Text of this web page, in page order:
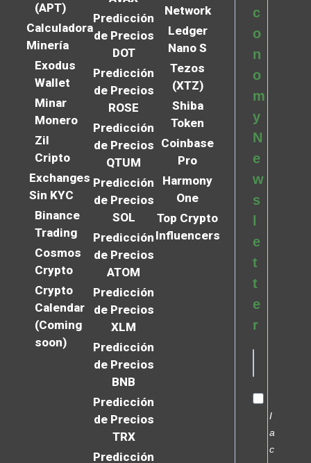
(APT)
Calculadora
Minería
Exodus
Wallet
Minar
Monero
Zil
Cripto
Exchanges
Sin KYC
Binance
Trading
Cosmos
Crypto
Crypto
Calendar
(Coming
soon)
Predicción
de Precios
DOT
Predicción
de Precios
ROSE
Predicción
de Precios
QTUM
Predicción
de Precios
SOL
Predicción
de Precios
ATOM
Predicción
de Precios
XLM
Predicción
de Precios
BNB
Predicción
de Precios
TRX
Predicción
Network
Ledger
Nano S
Tezos
(XTZ)
Shiba
Token
Coinbase
Pro
Harmony
One
Top Crypto
Influencers
c
o
n
o
m
y
N
e
w
s
l
e
t
t
e
r
I
a
c